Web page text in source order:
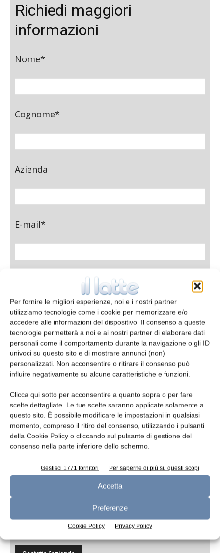
Per fornire le migliori esperienze, noi e i nostri partner
utilizziamo tecnologie come i cookie per memorizzare e/o
accedere alle informazioni del dispositivo. Il consenso a queste
tecnologie permetterà a noi e ai nostri partner di elaborare dati
personali come il comportamento durante la navigazione o gli ID
univoci su questo sito e di mostrare annunci (non)
personalizzati. Non acconsentire o ritirare il consenso può
influire negativamente su alcune caratteristiche e funzioni.
Clicca qui sotto per acconsentire a quanto sopra o per fare
scelte dettagliate. Le tue scelte saranno applicate solamente a
questo sito. È possibile modificare le impostazioni in qualsiasi
momento, compreso il ritiro del consenso, utilizzando i pulsanti
della Cookie Policy o cliccando sul pulsante di gestione del
consenso nella parte inferiore dello schermo.
Gestisci 1771 fornitori Per saperne di più su questi scopi
Accetta
Preferenze
Cookie Policy Privacy Policy
Richiedi maggiori
informazioni
Nome*
Cognome*
Azienda
E-mail*
Oggetto
Messaggio
Ho letto e accettol'informativa sulla